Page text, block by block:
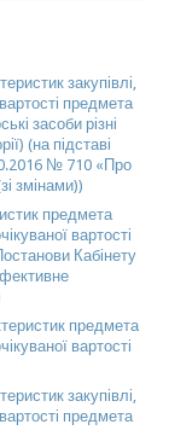
закупівлі,
предмета
засоби різні
(на підставі
№ 710 «Про
змінами))
предмета
вартості
Кабінету
предмета
вартості
закупівлі,
предмета